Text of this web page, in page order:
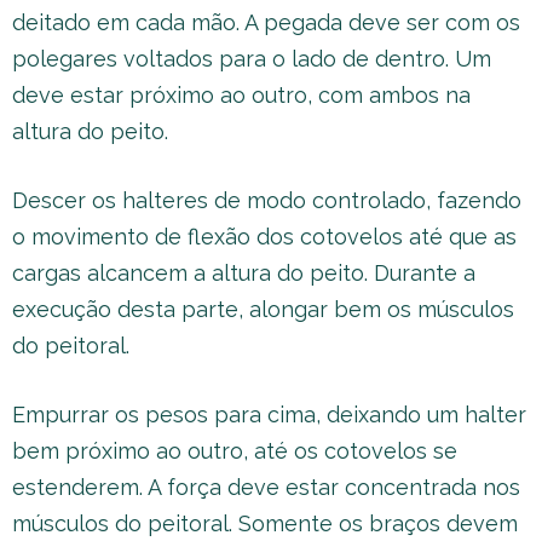
deitado em cada mão. A pegada deve ser com os
polegares voltados para o lado de dentro. Um
deve estar próximo ao outro, com ambos na
altura do peito.
Descer os halteres de modo controlado, fazendo
o movimento de flexão dos cotovelos até que as
cargas alcancem a altura do peito. Durante a
execução desta parte, alongar bem os músculos
do peitoral.
Empurrar os pesos para cima, deixando um halter
bem próximo ao outro, até os cotovelos se
estenderem. A força deve estar concentrada nos
músculos do peitoral. Somente os braços devem